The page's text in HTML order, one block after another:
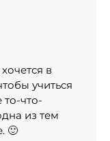
в
учиться
то-что-
из тем
🙂